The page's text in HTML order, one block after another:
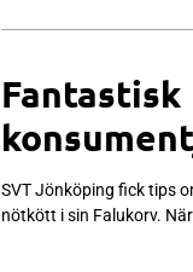
Fantastisk
SVT Jönköping fick tips
nötkött i sin Falukorv.